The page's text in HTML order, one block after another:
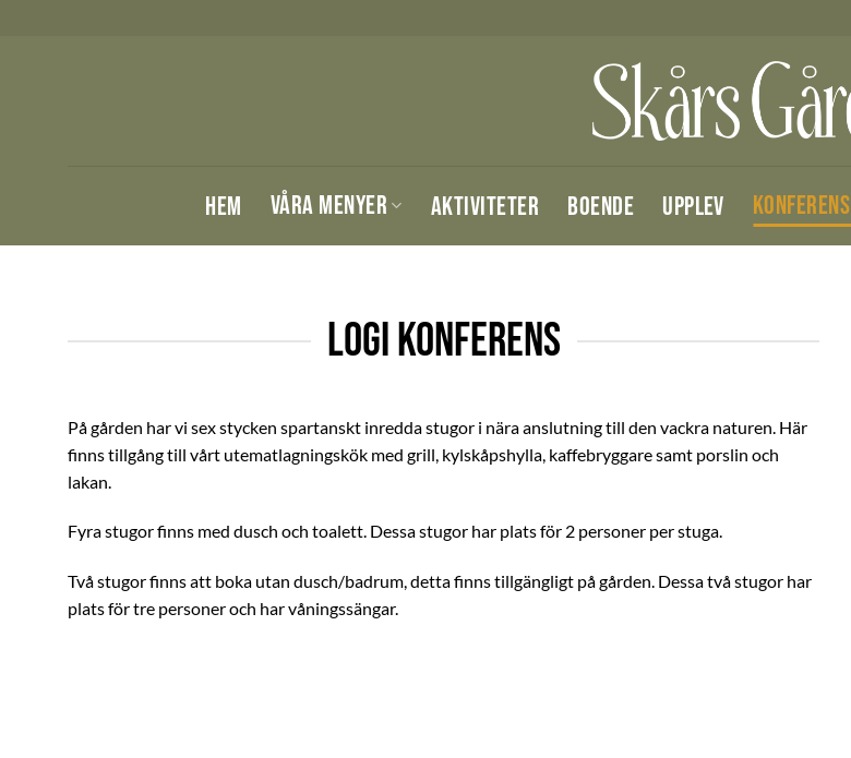
HEM VÅRA MENYER AKTIVITETER BOENDE UPPLEV KONFERENS
LOGI KONFERENS
På gården har vi sex stycken spartanskt inredda stugor i nära anslutning till den vackra naturen. Här
finns tillgång till vårt utematlagningskök med grill, kylskåpshylla, kaffebryggare samt porslin och
lakan.
Fyra stugor finns med dusch och toalett. Dessa stugor har plats för 2 personer per stuga.
Två stugor finns att boka utan dusch/badrum, detta finns tillgängligt på gården. Dessa två stugor har
plats för tre personer och har våningssängar.